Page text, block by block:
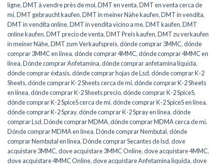
ligne,DMT à vendre près de moi,DMT en venta,DMT en venta cerca de
mí,DMT gebraucht kaufen,DMT in meiner Nähe kaufen,DMT in vendita,
DMT in vendita online,DMT in vendita vicino a me,DMT kaufen,DMT
online kaufen,DMT precio de venta,DMT Preis kaufen,DMT zu verkaufen
in meiner Nähe,DMT zum Verkaufspreis,dónde comprar 3MMC,dónde
comprar 3MMC en línea,dónde comprar 4MMC,dónde comprar 4MMC en
línea,Dónde comprar Anfetamina,dónde comprar anfetamina líquida,
dónde comprar éxtasis,dónde comprar hojas de Lsd,dónde comprar K-2
Sheets,dónde comprar K-2 Sheets cerca de mí,dónde comprar K-2 Sheets
en línea,dónde comprar K-2 Sheets precio,dónde comprar K-2 SpiceS,
dónde comprar K-2 SpiceS cerca de mí,dónde comprar K-2 SpiceS en línea,
dónde comprar K-2 Spray,dónde comprar K-2 Spray en línea,dónde
comprar Lsd,Dónde comprar MDMA,dónde comprar MDMA cerca de mí,
Dónde comprar MDMA en línea,Dónde comprar Nembutal,dónde
comprar Nembutal en línea,Dónde comprar Secantes de lsd,dove
acquistare 3MMC,dove acquistare 3MMC Online,dove acquistare 4MMC,
dove acquistare 4MMC Online,dove acquistare Anfetamina liquida,dove